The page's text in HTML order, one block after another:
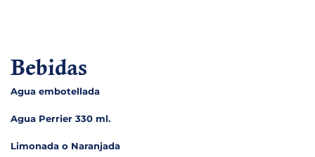
Bebidas
Agua embotellada
Agua Perrier 330 ml.
Limonada o Naranjada